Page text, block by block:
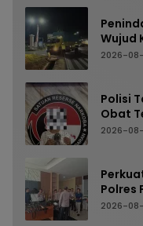
Wujud
2026-
Polisi
Obat
2026-
Polres
2026-